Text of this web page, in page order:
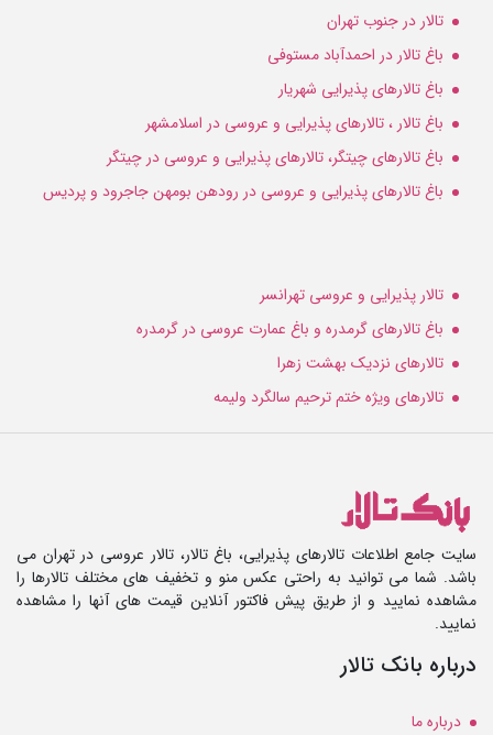
تالار در جنوب تهران
باغ تالار در احمدآباد مستوفی
باغ تالارهای پذیرایی شهریار
باغ تالار ، تالارهای پذیرایی و عروسی در اسلامشهر
باغ تالارهای چیتگر، تالارهای پذیرایی و عروسی در چیتگر
باغ تالارهای پذیرایی و عروسی در رودهن بومهن جاجرود و پردیس
تالار پذیرایی و عروسی تهرانسر
باغ تالارهای گرمدره و باغ عمارت عروسی در گرمدره
تالارهای نزدیک بهشت زهرا
تالارهای ویژه ختم ترحیم سالگرد ولیمه
سایت جامع اطلاعات تالارهای پذیرایی، باغ تالار، تالار عروسی در تهران می
باشد. شما می توانید به راحتی عکس منو و تخفیف های مختلف تالارها را
مشاهده نمایید و از طریق پیش فاکتور آنلاین قیمت های آنها را مشاهده
نمایید.
درباره بانک تالار
درباره ما